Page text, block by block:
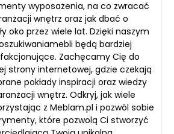
wyposażenia, na co zwracać
wnętrz oraz jak dbać o
oko przez wiele lat. Dzięki naszym
będą bardziej
Zachęcamy Cię do
strony internetowej, gdzie czekają
pokłady inspiracji oraz wiedzy
wnętrz. Odkryj, jak wiele
z Meblam.pl i pozwól sobie
które pozwolą Ci stworzyć